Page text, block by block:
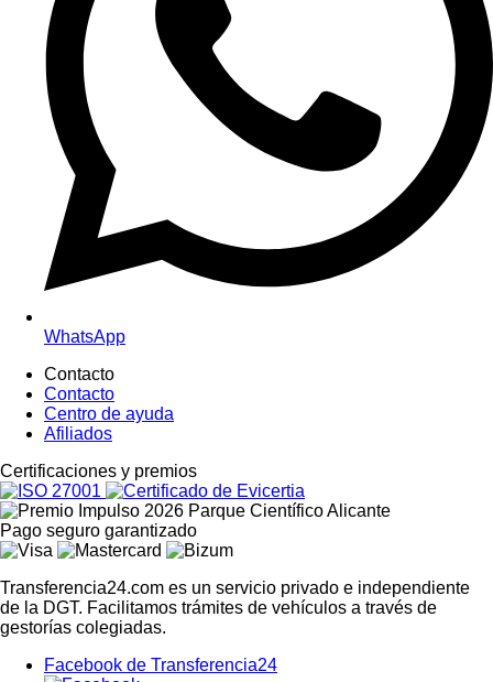
WhatsApp
Contacto
Contacto
Centro de ayuda
Afiliados
Certificaciones y premios
Pago seguro garantizado
Transferencia24.com es un servicio privado e independiente
de la DGT. Facilitamos trámites de vehículos a través de
gestorías colegiadas.
Facebook de Transferencia24